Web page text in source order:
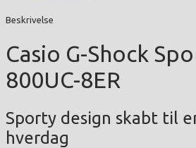
Beskrivelse
Casio G-Shock
800UC-8ER
Sporty design skabt til
hverdag